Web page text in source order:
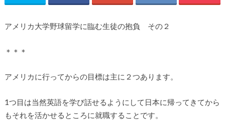
アメリカ大学野球留学に臨む生徒の抱負 その２
＊＊＊
アメリカに行ってからの目標は主に２つあります。
1つ目は当然英語を学び話せるようにして日本に帰ってきてから
もそれを活かせるところに就職することです。